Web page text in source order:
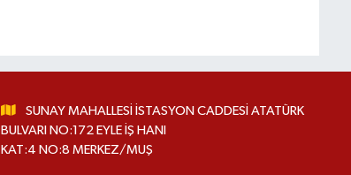
SUNAY MAHALLESİ İSTASYON CADDESİ ATATÜRK
BULVARI NO:172 EYLE İŞ HANI
KAT:4 NO:8 MERKEZ/MUŞ